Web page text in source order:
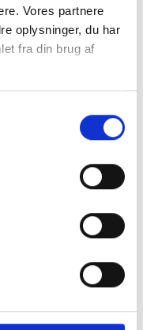
Vores partnere
oplysninger, du har
fra din brug af
til tvivl, kan
for